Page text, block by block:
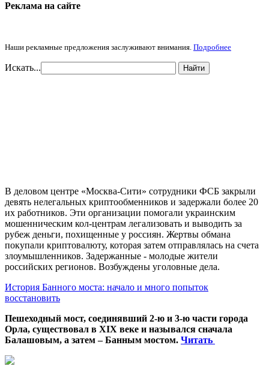
Реклама на cайте
Наши рекламные предложения заслуживают внимания. Подробнее
Искать... Найти
В деловом центре «Москва-Сити» сотрудники ФСБ закрыли
девять нелегальных криптообменников и задержали более 20
их работников. Эти организации помогали украинским
мошенническим кол-центрам легализовать и выводить за
рубеж деньги, похищенные у россиян. Жертвы обмана
покупали криптовалюту, которая затем отправлялась на счета
злоумышленников. Задержанные - молодые жители
российских регионов. Возбуждены уголовные дела.
История Банного моста: начало и много попыток
восстановить
Пешеходный мост, соединявший 2-ю и 3-ю части города
Орла, существовал в XIX веке и назывался сначала
Балашовым, а затем – Банным мостом. Читать